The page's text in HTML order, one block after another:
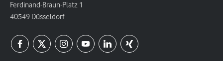
Ferdinand-Braun-Platz 1
40549 Düsseldorf